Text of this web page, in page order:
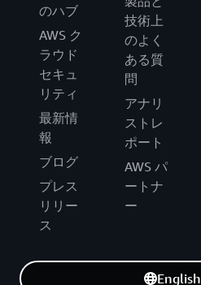
のハブ
AWS ク
ラウド
セキュ
リティ
最新情
報
ブログ
プレス
リリー
ス
技術上
のよく
ある質
問
アナリ
ストレ
ポート
AWS パ
ートナ
ー
English